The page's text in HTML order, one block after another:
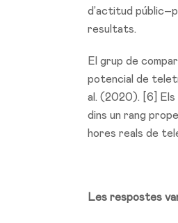
d’actitud
resultats.
El grup de
potencial de
al. (2020). [6] Els
dins un rang
hores reals de
Les respostes